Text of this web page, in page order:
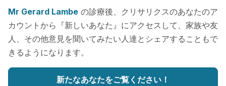
Mr Gerard Lambe の診療後、クリサリクスのあなたのア
カウントから『新しいあなた』にアクセスして、家族や友
人、その他意見を聞いてみたい人達とシェアすることもで
きるようになります。
新たなあなたをご覧ください！